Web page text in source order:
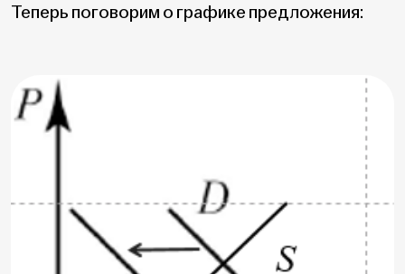
Теперь поговорим о графике предложения: